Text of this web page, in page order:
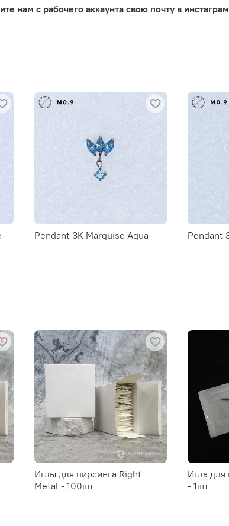
нам с рабочего аккаунта свою почту в инстаграм
Pendant 3K Marquise Aqua- Pendant
Иглы для пирсинга Right
Metal - 100шт
Игла
- 1шт